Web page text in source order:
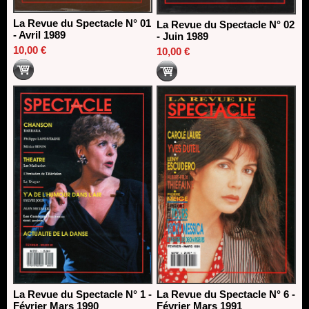
La Revue du Spectacle N° 01
- Avril 1989
10,00 €
La Revue du Spectacle N° 02
- Juin 1989
10,00 €
La Revue du Spectacle N° 1 -
Février Mars 1990
La Revue du Spectacle N° 6 -
Février Mars 1991